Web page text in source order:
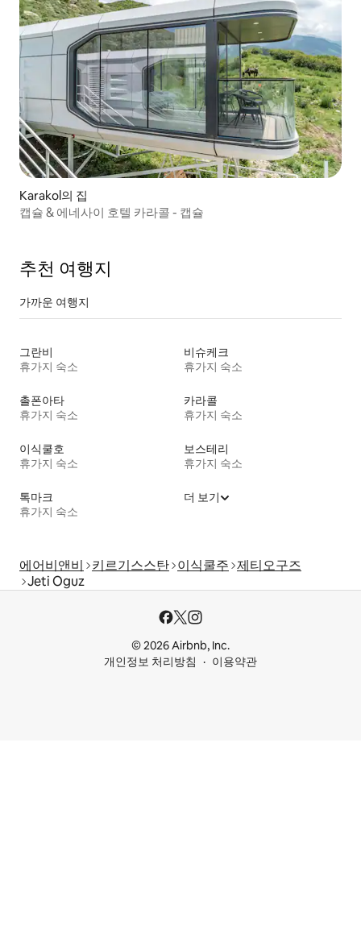
Karakol의 집
캡슐 & 에네사이 호텔 카라콜 - 캡슐
추천 여행지
가까운 여행지
그란비
휴가지 숙소
비슈케크
휴가지 숙소
촐폰아타
휴가지 숙소
카라콜
휴가지 숙소
이식쿨호
휴가지 숙소
보스테리
휴가지 숙소
톡마크
휴가지 숙소
더 보기
에어비앤비 키르기스스탄 이식쿨주 제티오구즈
Jeti Oguz
© 2026 Airbnb, Inc.
개인정보 처리방침
이용약관